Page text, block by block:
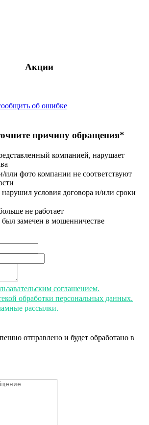
Акции
об ошибке
причину обращения*
компанией, нарушает
или фото компании не соответствуют
условия договора и/или сроки
не работает
замечен в мошенничестве
соглашением.
обработки персональных данных.
рассылки.
отправлено и будет обработано в